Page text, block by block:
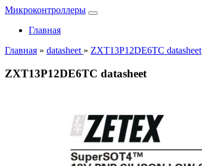
Микроконтроллеры
Главная
Главная » datasheet » ZXT13P12DE6TC datasheet
ZXT13P12DE6TC datasheet